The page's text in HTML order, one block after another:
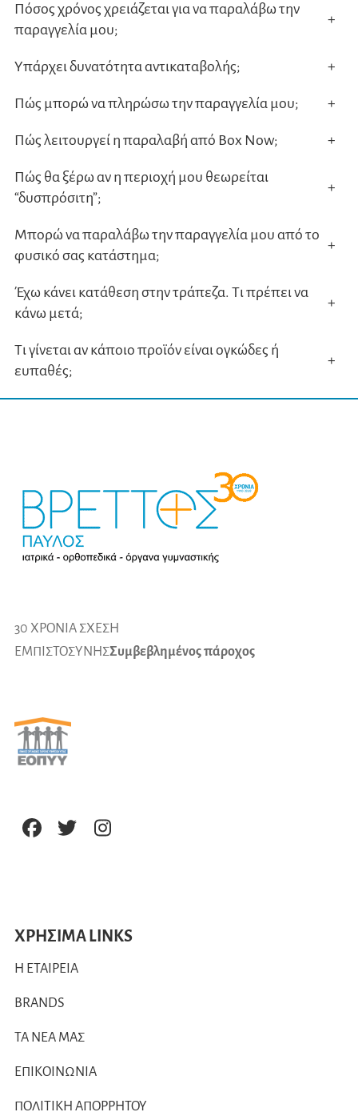
Πόσος χρόνος χρειάζεται για να παραλάβω την
παραγγελία μου;
+
Υπάρχει δυνατότητα αντικαταβολής; +
Πώς μπορώ να πληρώσω την παραγγελία μου; +
Πώς λειτουργεί η παραλαβή από Box Now; +
Πώς θα ξέρω αν η περιοχή μου θεωρείται
“δυσπρόσιτη”;
+
Μπορώ να παραλάβω την παραγγελία μου από το
φυσικό σας κατάστημα;
+
Έχω κάνει κατάθεση στην τράπεζα. Τι πρέπει να
κάνω μετά;
+
Τι γίνεται αν κάποιο προϊόν είναι ογκώδες ή
ευπαθές;
+
30 ΧΡΟΝΙΑ ΣΧΕΣΗ
ΕΜΠΙΣΤΟΣΥΝΗΣΣυμβεβλημένος πάροχος
ΧΡΗΣΙΜΑ LINKS
Η ΕΤΑΙΡΕΙΑ
BRANDS
ΤΑ ΝΕΑ ΜΑΣ
ΕΠΙΚΟΙΝΩΝΙΑ
ΠΟΛΙΤΙΚΗ ΑΠΟΡΡΗΤΟΥ